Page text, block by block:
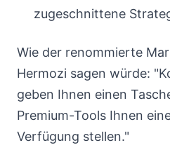
zugeschnittene
Wie der renommierte
Hermozi sagen würde:
geben Ihnen einen
Premium-Tools Ihnen
Verfügung stellen."